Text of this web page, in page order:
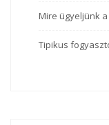
Mire ügyeljünk
Tipikus